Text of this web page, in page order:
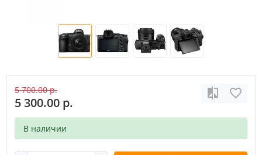
5 700.00 р.
5 300.00 р.
В наличии